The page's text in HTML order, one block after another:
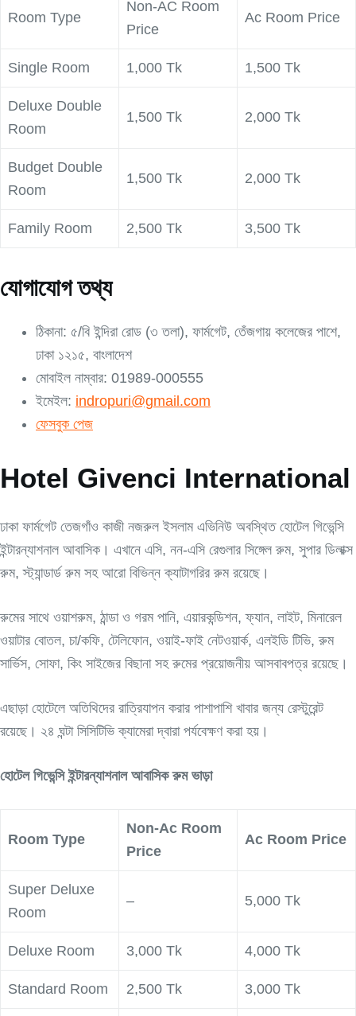
Room Type
Non-AC Room
Price
Ac Room Price
Single Room 1,000 Tk 1,500 Tk
Deluxe Double
Room
1,500 Tk 2,000 Tk
Budget Double
Room
1,500 Tk 2,000 Tk
Family Room 2,500 Tk 3,500 Tk
যোগাযোগ তথ্য
ঠিকানা: ৫/বি ইন্দিরা রোড (৩ তলা), ফার্মগেট, তেঁজগায় কলেজের পাশে,
ঢাকা ১২১৫, বাংলাদেশ
মোবাইল নাম্বার: 01989-000555
ইমেইল: indropuri@gmail.com
ফেসবুক পেজ
Hotel Givenci International
ঢাকা ফার্মগেট তেজগাঁও কাজী নজরুল ইসলাম এভিনিউ অবস্থিত হোটেল গিভেন্সি
ইন্টারন্যাশনাল আবাসিক। এখানে এসি, নন-এসি রেগুলার সিঙ্গেল রুম, সুপার ডিলাক্স
রুম, স্ট্যান্ডার্ড রুম সহ আরো বিভিন্ন ক্যাটাগরির রুম রয়েছে।
রুমের সাথে ওয়াশরুম, ঠান্ডা ও গরম পানি, এয়ারকন্ডিশন, ফ্যান, লাইট, মিনারেল
ওয়াটার বোতল, চা/কফি, টেলিফোন, ওয়াই-ফাই নেটওয়ার্ক, এলইডি টিভি, রুম
সার্ভিস, সোফা, কিং সাইজের বিছানা সহ রুমের প্রয়োজনীয় আসবাবপত্র রয়েছে।
এছাড়া হোটেলে অতিথিদের রাত্রিযাপন করার পাশাপাশি খাবার জন্য রেস্টুরেন্ট
রয়েছে। ২৪ ঘন্টা সিসিটিভি ক্যামেরা দ্বারা পর্যবেক্ষণ করা হয়।
হোটেল গিভেন্সি ইন্টারন্যাশনাল আবাসিক রুম ভাড়া
Room Type
Non-Ac Room
Price
Ac Room Price
Super Deluxe
Room
– 5,000 Tk
Deluxe Room 3,000 Tk 4,000 Tk
Standard Room 2,500 Tk 3,000 Tk